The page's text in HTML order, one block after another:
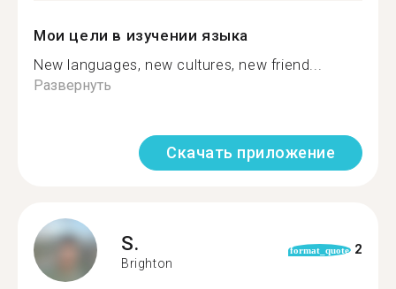
Мои цели в изучении языка
New languages, new cultures, new friend...
Развернуть
Скачать приложение
S.
Brighton
format_quote 2